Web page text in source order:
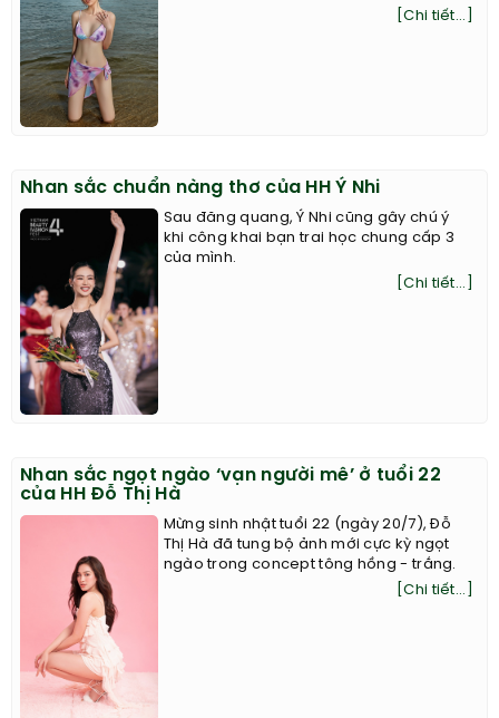
[Chi tiết...]
Nhan sắc chuẩn nàng thơ của HH Ý Nhi
Sau đăng quang, Ý Nhi cũng gây chú ý
khi công khai bạn trai học chung cấp 3
của mình.
[Chi tiết...]
Nhan sắc ngọt ngào ‘vạn người mê’ ở tuổi 22
của HH Đỗ Thị Hà
Mừng sinh nhật tuổi 22 (ngày 20/7), Đỗ
Thị Hà đã tung bộ ảnh mới cực kỳ ngọt
ngào trong concept tông hồng - trắng.
[Chi tiết...]